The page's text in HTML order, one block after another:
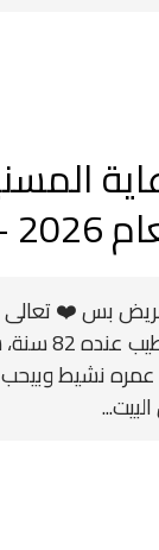
بس ❤️
محمود،
نشيط